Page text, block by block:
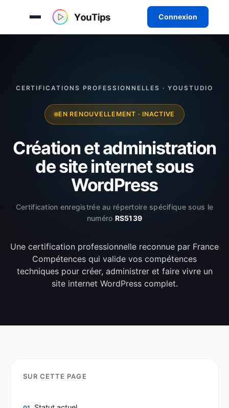
Connexion
CERTIFICATIONS PROFESSIONNELLES · YOUSTUDIO
EN RENOUVELLEMENT · INACTIVE
Création et administration
de site internet sous
WordPress
Certification enregistrée au répertoire spécifique sous le
numéro RS5139
Une certification professionnelle reconnue par France
Compétences qui valide vos compétences
techniques pour créer, administrer et faire vivre un
site internet WordPress complet.
SUR CETTE PAGE